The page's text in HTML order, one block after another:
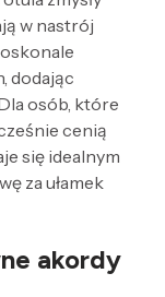
w nastrój
dodając
osób, które
cenią
się idealnym
za ułamek
akordy